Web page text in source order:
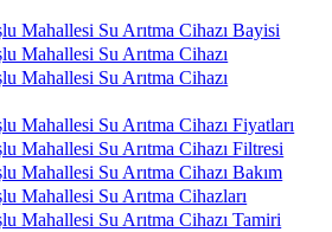
Mahallesi Su Arıtma Cihazı Bayisi
Mahallesi Su Arıtma Cihazı
Mahallesi Su Arıtma Cihazı
Mahallesi Su Arıtma Cihazı Fiyatları
Mahallesi Su Arıtma Cihazı Filtresi
Mahallesi Su Arıtma Cihazı Bakım
Mahallesi Su Arıtma Cihazları
Mahallesi Su Arıtma Cihazı Tamiri